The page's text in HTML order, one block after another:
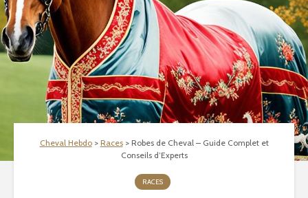
Cheval Hebdo> Races> Robes de Cheval – Guide Complet et
Conseils d’Experts
RACES